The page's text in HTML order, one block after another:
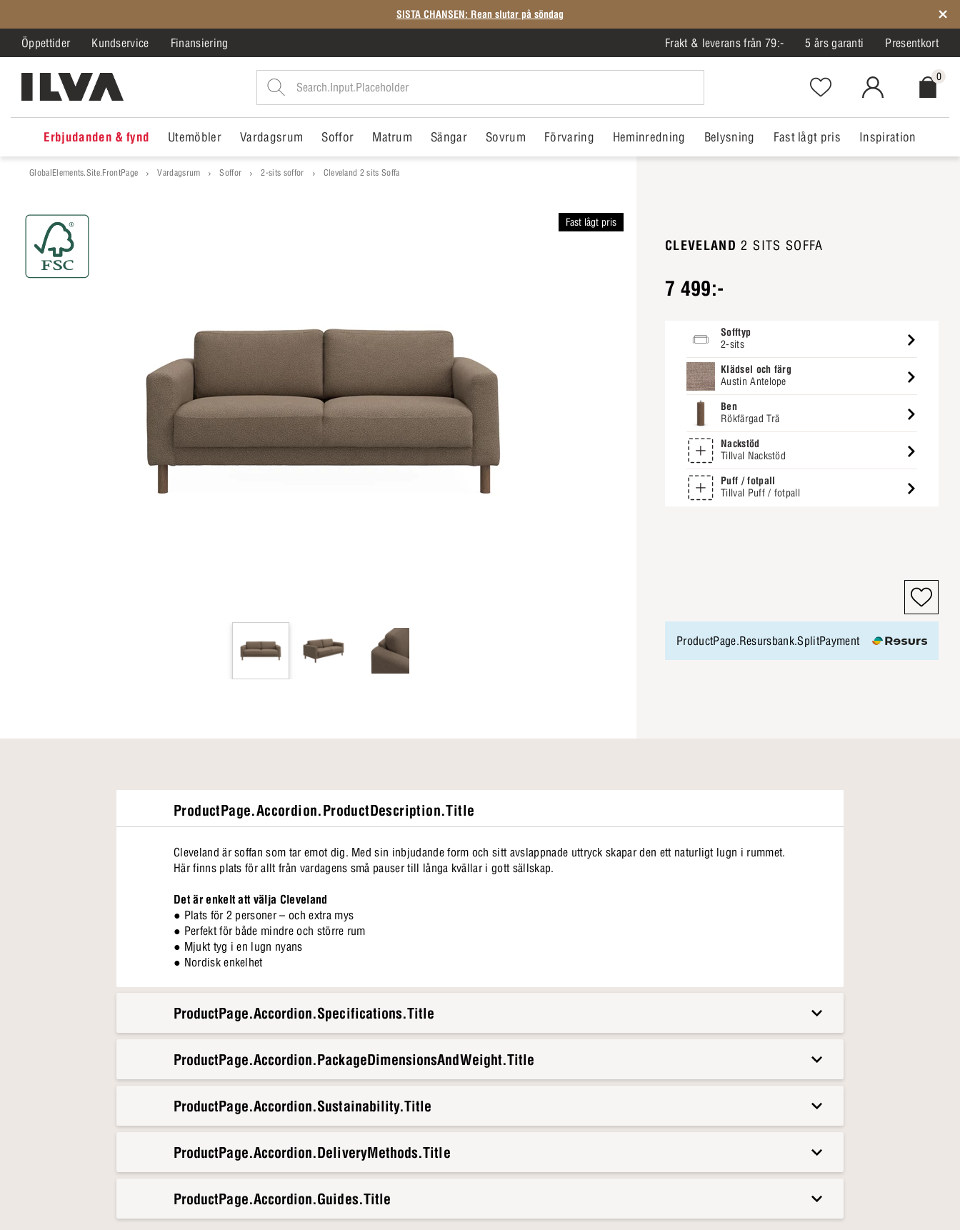
SISTA CHANSEN: Rean slutar på söndag
Öppettider Kundservice Finansiering Frakt & leverans från 79:- 5 års garanti Presentkort
Favorites.NavigationButton.Text
MitIlva.Login
0
Erbjudanden & fynd Utemöbler Vardagsrum Soffor Matrum Sängar Sovrum Förvaring Heminredning Belysning Fast lågt pris Inspiration
GlobalElements.Site.FrontPage Vardagsrum Soffor 2-sits soffor Cleveland 2 sits Soffa
Fast lågt pris
CLEVELAND 2 SITS SOFFA
7 499:-
Sofftyp
2-sits
Klädsel och färg
Austin Antelope
Ben
Rökfärgad Trä
Nackstöd
Tillval Nackstöd
Puff / fotpall
Tillval Puff / fotpall
ProductPage.Resursbank.SplitPayment
ProductPage.Accordion.ProductDescription.Title
Cleveland är soffan som tar emot dig. Med sin inbjudande form och sitt avslappnade uttryck skapar den ett naturligt lugn i rummet.
Här finns plats för allt från vardagens små pauser till långa kvällar i gott sällskap.
Det är enkelt att välja Cleveland
● Plats för 2 personer – och extra mys
● Perfekt för både mindre och större rum
● Mjukt tyg i en lugn nyans
● Nordisk enkelhet
ProductPage.Accordion.Specifications.Title
ProductPage.Accordion.PackageDimensionsAndWeight.Title
ProductPage.Accordion.Sustainability.Title
ProductPage.Accordion.DeliveryMethods.Title
ProductPage.Accordion.Guides.Title